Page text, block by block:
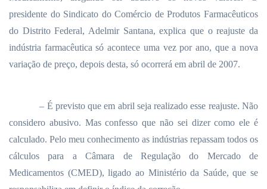
presidente do Sindicato do Comércio de Produtos Farmacêuticos
do Distrito Federal, Adelmir Santana, explica que o reajuste da
indústria farmacêutica só acontece uma vez por ano, que a nova
variação de preço, depois desta, só ocorrerá em abril de 2007.
– É previsto que em abril seja realizado esse reajuste. Não
considero abusivo. Mas confesso que não sei dizer como ele é
calculado. Pelo meu conhecimento as indústrias repassam todos os
cálculos para a Câmara de Regulação do Mercado de
Medicamentos (CMED), ligado ao Ministério da Saúde, que se